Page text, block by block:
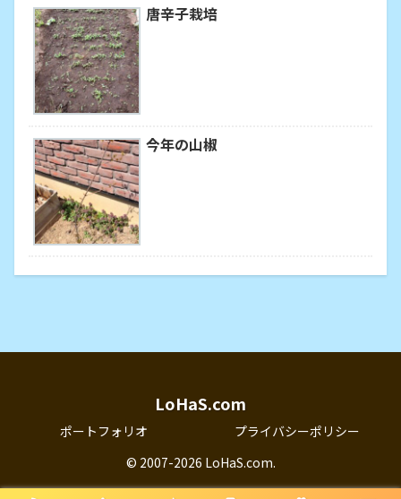
唐辛子栽培
今年の山椒
LoHaS.com
ポートフォリオ
プライバシーポリシー
© 2007-2026 LoHaS.com.